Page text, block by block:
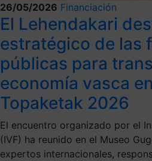
26/05/2026 Financiación
El Lehendakari
estratégico de las
públicas para
economía vasca
Topaketak 2026
El encuentro organizado por el
(IVF) ha reunido en el Museo
expertos internacionales,